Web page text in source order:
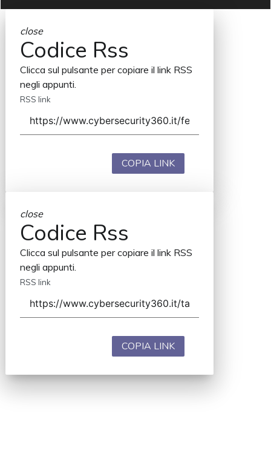
close
Codice Rss
Clicca sul pulsante per copiare il link RSS
negli appunti.
RSS link
COPIA LINK
close
Codice Rss
Clicca sul pulsante per copiare il link RSS
negli appunti.
RSS link
COPIA LINK